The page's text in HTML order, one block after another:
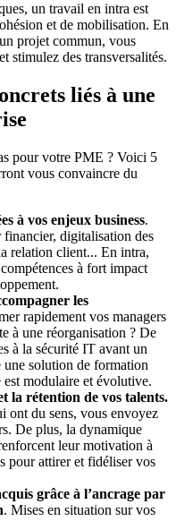
un travail en intra est
et de mobilisation. En
projet commun, vous
stimulez des transversalités.
liés à une
pour votre PME ? Voici 5
vous convaincre du
à vos enjeux business.
digitalisation des
relation client... En intra,
à fort impact
les
rapidement vos managers
à une réorganisation ? De
à la sécurité IT avant un
solution de formation
est modulaire et évolutive.
la rétention de vos talents.
ont du sens, vous envoyez
De plus, la dynamique
leur motivation à
pour attirer et fidéliser vos
grâce à l’ancrage par
. Mises en situation sur vos